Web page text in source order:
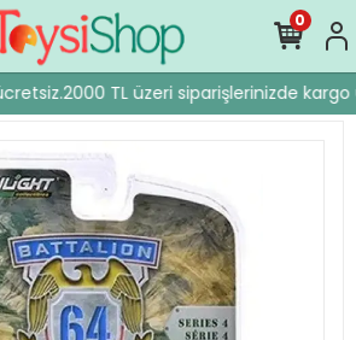
2000 TL üzeri siparişlerinizde kargo
0